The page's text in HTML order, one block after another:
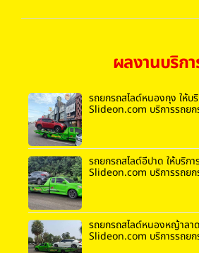
ผลงานบริกา
รถยกรถสไลด์หนองกุง ให้บ
Slideon.com บริการรถยก
รถยกรถสไลด์อีปาด ให้บริกา
Slideon.com บริการรถยก
รถยกรถสไลด์หนองหญ้าลา
Slideon.com บริการรถยก